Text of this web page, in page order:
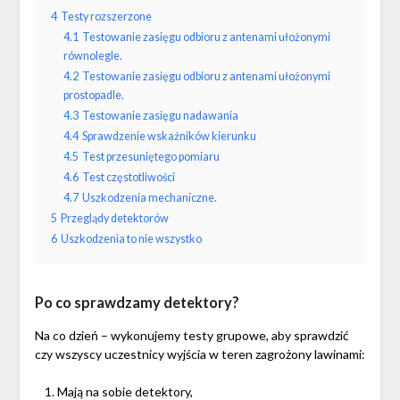
4 Testy rozszerzone
4.1 Testowanie zasięgu odbioru z antenami ułożonymi
równolegle.
4.2 Testowanie zasięgu odbioru z antenami ułożonymi
prostopadle.
4.3 Testowanie zasięgu nadawania
4.4 Sprawdzenie wskaźników kierunku
4.5 Test przesuniętego pomiaru
4.6 Test częstotliwości
4.7 Uszkodzenia mechaniczne.
5 Przeglądy detektorów
6 Uszkodzenia to nie wszystko
Po co sprawdzamy detektory?
Na co dzień – wykonujemy testy grupowe, aby sprawdzić
czy wszyscy uczestnicy wyjścia w teren zagrożony lawinami:
Mają na sobie detektory,